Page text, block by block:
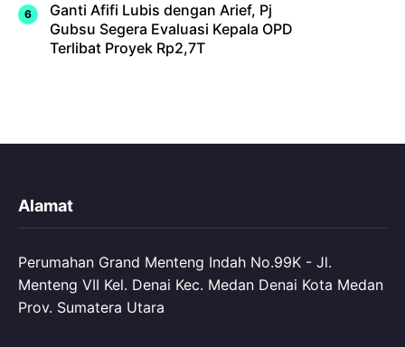
Ganti Afifi Lubis dengan Arief, Pj
Gubsu Segera Evaluasi Kepala OPD
Terlibat Proyek Rp2,7T
Alamat
Perumahan Grand Menteng Indah No.99K - Jl.
Menteng VII Kel. Denai Kec. Medan Denai Kota Medan
Prov. Sumatera Utara